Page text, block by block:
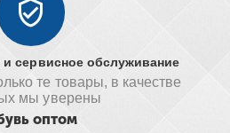
и сервисное обслуживание
те товары, в качестве
мы уверены
оптом